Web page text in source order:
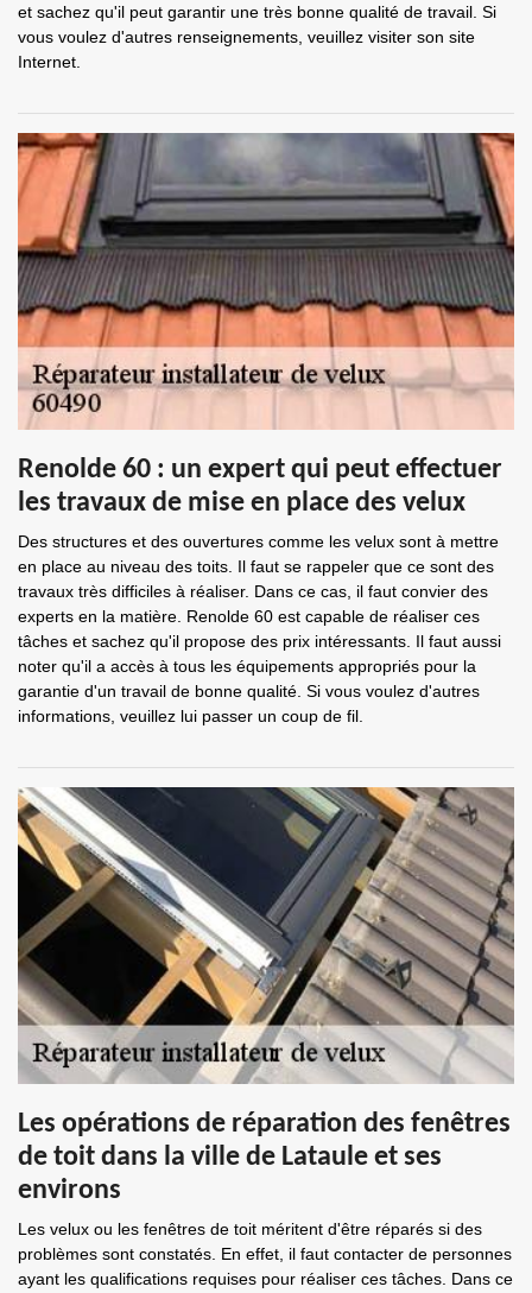
et sachez qu'il peut garantir une très bonne qualité de travail. Si
vous voulez d'autres renseignements, veuillez visiter son site
Internet.
Renolde 60 : un expert qui peut effectuer
les travaux de mise en place des velux
Des structures et des ouvertures comme les velux sont à mettre
en place au niveau des toits. Il faut se rappeler que ce sont des
travaux très difficiles à réaliser. Dans ce cas, il faut convier des
experts en la matière. Renolde 60 est capable de réaliser ces
tâches et sachez qu'il propose des prix intéressants. Il faut aussi
noter qu'il a accès à tous les équipements appropriés pour la
garantie d'un travail de bonne qualité. Si vous voulez d'autres
informations, veuillez lui passer un coup de fil.
Les opérations de réparation des fenêtres
de toit dans la ville de Lataule et ses
environs
Les velux ou les fenêtres de toit méritent d'être réparés si des
problèmes sont constatés. En effet, il faut contacter de personnes
ayant les qualifications requises pour réaliser ces tâches. Dans ce